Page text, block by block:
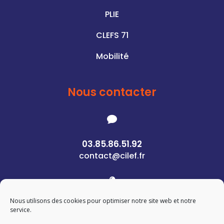
Nous utilisons des cookies pour optimiser notre site web et notre
service.
PLIE
CLEFS 71
Mobilité
Nous contacter

03.85.86.51.92
contact@cilef.fr

1 Rue des Pierres